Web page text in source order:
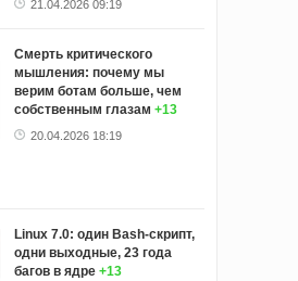
21.04.2026 09:19
Смерть критического
мышления: почему мы
верим ботам больше, чем
собственным глазам +13
20.04.2026 18:19
Linux 7.0: один Bash-скрипт,
одни выходные, 23 года
багов в ядре +13